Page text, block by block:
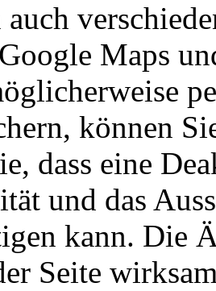
Maps
können
dass eine
und das
kann. Die
Seite